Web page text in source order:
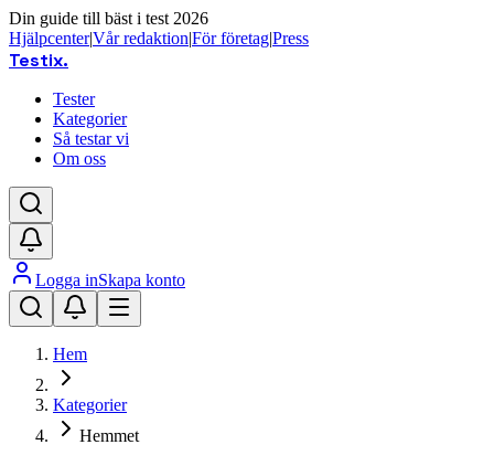
Din guide till bäst i test 2026
Hjälpcenter|Vår redaktion|För företag|Press
Testix.
Tester
Kategorier
Så testar vi
Om oss
Logga inSkapa konto
Hem
Kategorier
Hemmet